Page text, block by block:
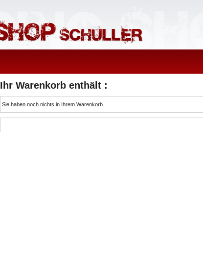
Ihr Warenkorb enthält :
Sie haben noch nichts in Ihrem Warenkorb.